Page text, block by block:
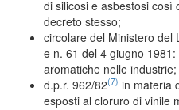
di silicosi e asbestosi così
decreto stesso;
circolare del Ministero del
e n. 61 del 4 giugno
aromatiche nelle industrie;
d.p.r. 962/82(7) in materia
esposti al cloruro di vinile